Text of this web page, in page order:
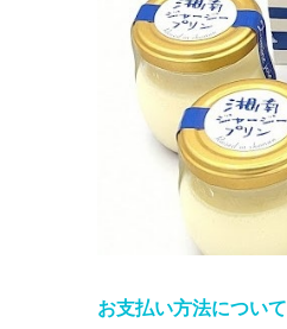
お支払い方法について